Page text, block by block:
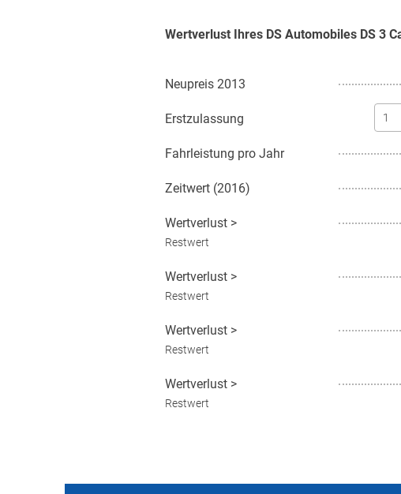
Wertverlust Ihres DS Automobiles DS 3
Neupreis 2013
Erstzulassung
Fahrleistung pro Jahr
Zeitwert (2016)
Wertverlust >
Restwert
Wertverlust >
Restwert
Wertverlust >
Restwert
Wertverlust >
Restwert